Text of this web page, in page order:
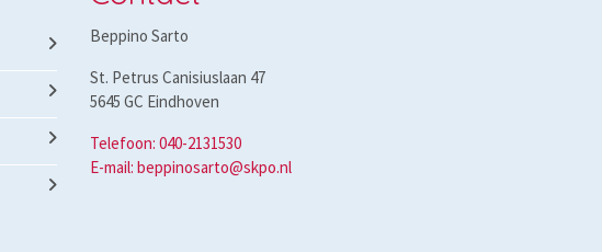
Beppino Sarto
St. Petrus Canisiuslaan 47
5645 GC Eindhoven
Telefoon: 040-2131530
E-mail: beppinosarto@skpo.nl